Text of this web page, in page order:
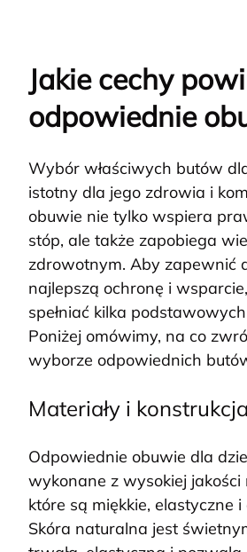
Jakie cechy
odpowiednie
Wybór właściwych butów
istotny dla jego zdrowia i
obuwie nie tylko wspiera
stóp, ale także zapobiega
zdrowotnym. Aby zapewnić
najlepszą ochronę i
spełniać kilka
Poniżej omówimy, na co
wyborze odpowiednich
Materiały i konstrukcja
Odpowiednie obuwie dla
wykonane z wysokiej jakości
które są miękkie, elastyczne
Skóra naturalna jest